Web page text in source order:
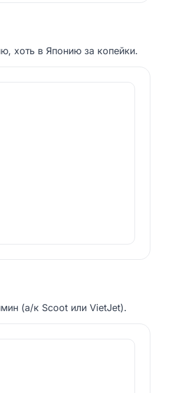
хоть в Японию за копейки.
(а/к Scoot или VietJet).